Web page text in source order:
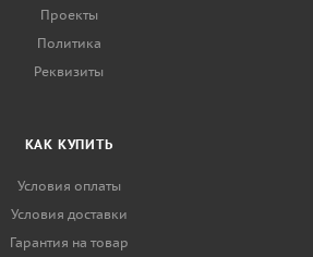
Проекты
Политика
Реквизиты
КАК КУПИТЬ
Условия оплаты
Условия доставки
Гарантия на товар